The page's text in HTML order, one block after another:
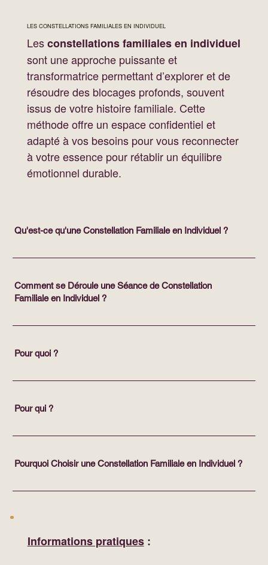
Informations pratiques:
Qu'est-ce qu'une Constellation Familiale en Individuel ?
Comment se Déroule une Séance de Constellation
Familiale en Individuel ?
Pour quoi ?
Pour qui ?
Pourquoi Choisir une Constellation Familiale en Individuel ?
LES CONSTELLATIONS FAMILIALES EN INDIVIDUEL
Lesconstellations familiales en individuel
sont une approche puissante et
transformatrice permettant d’explorer et de
résoudre des blocages profonds, souvent
issus de votre histoire familiale. Cette
méthode offre un espace confidentiel et
adapté à vos besoins pour vous reconnecter
à votre essence pour rétablir un équilibre
émotionnel durable.